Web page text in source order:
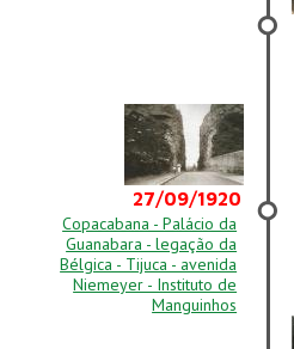
27/09/1920
Copacabana - Palácio da
Guanabara - legação da
Bélgica - Tijuca - avenida
Niemeyer - Instituto de
Manguinhos